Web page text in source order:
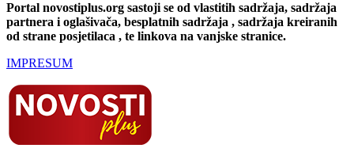
Portal novostiplus.org sastoji se od vlastitih sadržaja, sadržaja
partnera i oglašivača, besplatnih sadržaja , sadržaja kreiranih
od strane posjetilaca , te linkova na vanjske stranice.
IMPRESUM